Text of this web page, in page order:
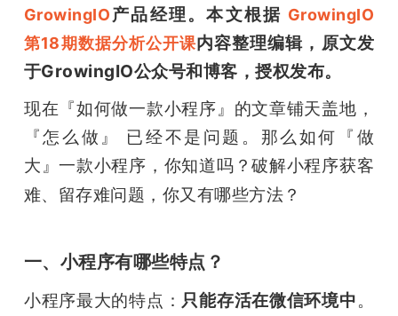
公
开
课
活
中
GrowingIO产品经理。本文根据 GrowingIO
第18期数据分析公开课内容整理编辑，原文发
于GrowingIO公众号和博客，授权发布。
现在『如何做一款小程序』的文章铺天盖地，
『怎么做』 已经不是问题。那么如何『做
大』一款小程序，你知道吗？破解小程序获客
难、留存难问题，你又有哪些方法？
一、小程序有哪些特点？
小程序最大的特点： 只能存活在微信环境中。